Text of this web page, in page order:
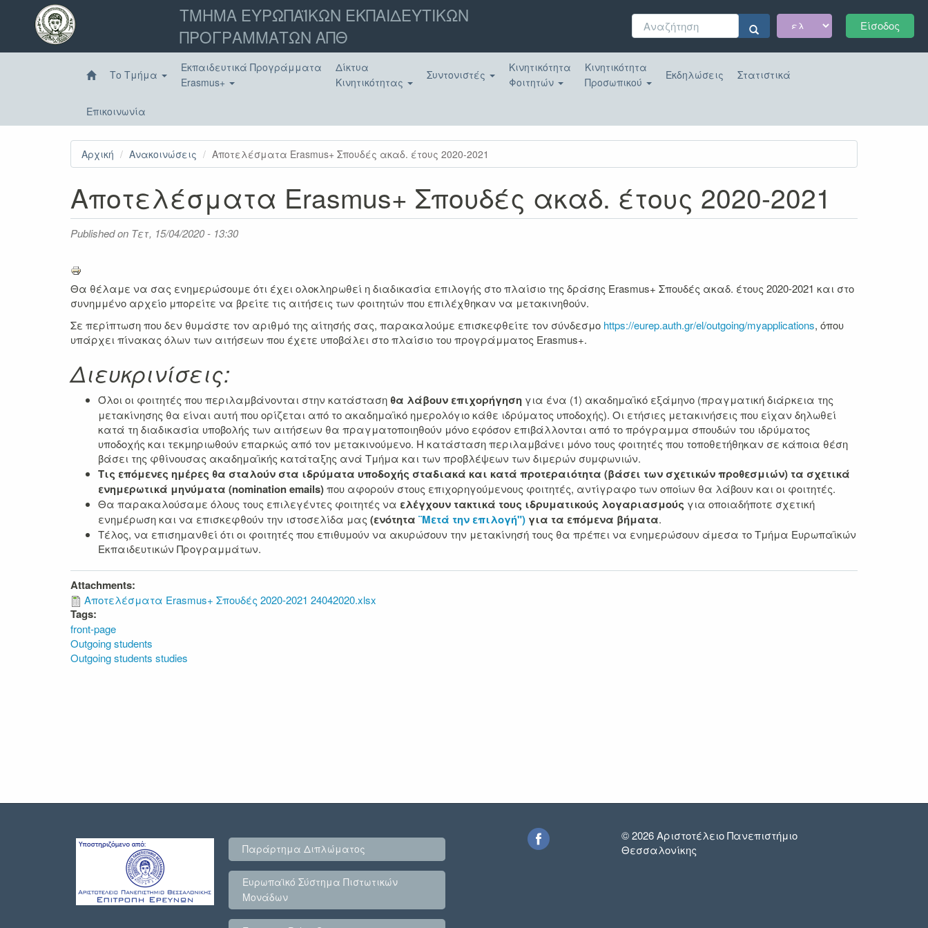
Παράκαμψη
κυρίως
Είσοδος
ΤΜΗΜΑ ΕΥΡΩΠΑΪΚΩΝ ΕΚΠΑΙΔΕΥΤΙΚΩΝ
ΠΡΟΓΡΑΜΜΑΤΩΝ ΑΠΘ
Φόρμα
αναζήτησης
Αναζήτηση
Το Τμήμα
Εκπαιδευτικά Προγράμματα
Erasmus+
Δίκτυα
Κινητικότητας
Συντονιστές
Κινητικότητα
Φοιτητών
Κινητικότητα
Προσωπικού
Εκδηλώσεις Στατιστικά
Επικοινωνία
Αρχική Ανακοινώσεις Αποτελέσματα Erasmus+ Σπουδές ακαδ. έτους 2020-2021
Αποτελέσματα Erasmus+ Σπουδές ακαδ. έτους 2020-2021
Published on Τετ, 15/04/2020 - 13:30
Θα θέλαμε να σας ενημερώσουμε ότι έχει ολοκληρωθεί ηδιαδικασία επιλογής στο πλαίσιο της δράσης Erasmus+ Σπουδές ακαδ. έτους 2020-2021 και στο
συνημμένο αρχείο μπορείτε να βρείτε τις αιτήσεις των φοιτητών που επιλέχθηκαν να μετακινηθούν.
Σε περίπτωση που δεν θυμάστε τον αριθμό της αίτησής σας, παρακαλούμε επισκεφθείτε τον σύνδεσμο https://eurep.auth.gr/el/outgoing/myapplications, όπου
υπάρχει πίνακας όλων των αιτήσεων που έχετε υποβάλει στο πλαίσιο του προγράμματος Erasmus+.
Διευκρινίσεις:
Όλοι οι φοιτητές που περιλαμβάνονται στην κατάσταση θα λάβουν επιχορήγηση για ένα (1) ακαδημαϊκό εξάμηνο (πραγματική διάρκεια της
μετακίνησης θα είναι αυτή που ορίζεται από το ακαδημαϊκό ημερολόγιο κάθε ιδρύματος υποδοχής). Οι ετήσιες μετακινήσεις που είχαν δηλωθεί
κατά τη διαδικασία υποβολής των αιτήσεων θα πραγματοποιηθούν μόνο εφόσον επιβάλλονται από το πρόγραμμα σπουδών του ιδρύματος
υποδοχής και τεκμηριωθούν επαρκώς από τον μετακινούμενο. Η κατάσταση περιλαμβάνει μόνο τους φοιτητές που τοποθετήθηκαν σε κάποια θέση
βάσει της φθίνουσας ακαδημαϊκής κατάταξης ανά Τμήμα και των προβλέψεων των διμερών συμφωνιών.
Τις επόμενες ημέρες θα σταλούν στα ιδρύματα υποδοχής σταδιακά και κατά προτεραιότητα (βάσει των σχετικών προθεσμιών) τα σχετικά
ενημερωτικά μηνύματα (nomination emails)που αφορούν στους επιχορηγούμενους φοιτητές, αντίγραφο των οποίων θα λάβουν και οι φοιτητές.
Θα παρακαλούσαμε όλους τους επιλεγέντες φοιτητές να ελέγχουν τακτικά τους ιδρυματικούς λογαριασμούς για οποιαδήποτε σχετική
ενημέρωση και να επισκεφθούν την ιστοσελίδα μας (ενότητα ¨Μετά την επιλογή") για τα επόμενα βήματα.
Τέλος, να επισημανθεί ότι οι φοιτητές που επιθυμούν να ακυρώσουν την μετακίνησή τους θα πρέπει να ενημερώσουν άμεσα το Τμήμα Ευρωπαϊκών
Εκπαιδευτικών Προγραμμάτων.
Attachments:
Αποτελέσματα Erasmus+ Σπουδές 2020-2021 24042020.xlsx
Tags:
front-page
Outgoing students
Outgoing students studies
Παράρτημα Διπλώματος
Ευρωπαϊκό Σύστημα Πιστωτικών
Μονάδων
© 2026 Αριστοτέλειο Πανεπιστήμιο
Θεσσαλονίκης